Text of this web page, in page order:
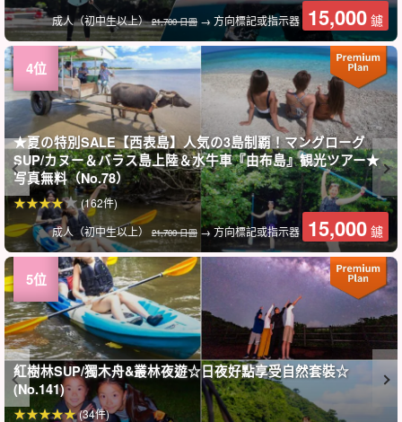
成人（初中生以上）21,700 日圓 → 方向標記或指示器 15,000 鑢
★夏の特別SALE【西表島】人気の3島制覇！マングローグ
SUP/カヌー＆バラス島上陸＆水牛車『由布島』観光ツアー★
写真無料（No.78）
成人（初中生以上） 21,700 日圓 → 方向標記或指示器 15,000 鑢
(162件)
紅樹林SUP/獨木舟&叢林夜遊☆日夜好點享受自然套裝☆
(No.141)
(34件)